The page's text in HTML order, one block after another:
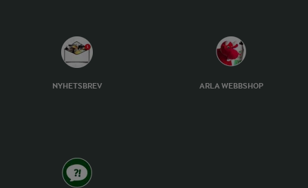
NYHETSBREV ARLA WEBBSHOP